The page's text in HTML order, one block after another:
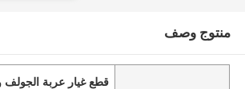
منتوج وصف
قطع غيار عربة الجولف